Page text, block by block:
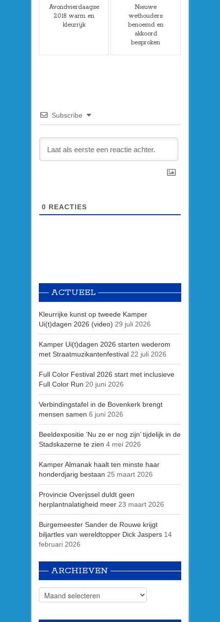
Avondvierdaagse
2018 warm en
kleurrijk
Nieuwe
wethouders
benoemd en
akkoord
besproken
Subscribe
0 REACTIES
ACTUEEL
Kleurrijke kunst op tweede Kamper
Ui(t)dagen 2026 (video) 29 juli 2026
Kamper Ui(t)dagen 2026 starten wederom
met Straatmuzikantenfestival 22 juli 2026
Full Color Festival 2026 start met inclusieve
Full Color Run 20 juni 2026
Verbindingstafel in de Bovenkerk brengt
mensen samen 6 juni 2026
Beeldexpositie ’Nu ze er nog zijn’ tijdelijk in de
Stadskazerne te zien 4 mei 2026
Kamper Almanak haalt ten minste haar
honderdjarig bestaan 25 maart 2026
Provincie Overijssel duldt geen
herplantnalatigheid meer 23 maart 2026
Burgemeester Sander de Rouwe krijgt
biljartles van wereldtopper Dick Jaspers 14
februari 2026
ARCHIEVEN